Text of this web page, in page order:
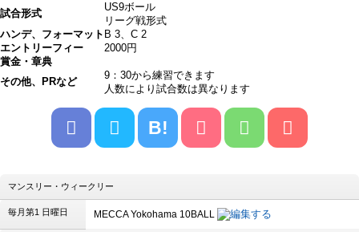
試合形式
US9ボール
リーグ戦形式
ハンデ、フォーマット B 3、C 2
エントリーフィー
2000円
賞金・章典
その他、PRなど
9：30から練習できます
人数により試合数は異なります
B!
マンスリー・ウィークリー
毎月第1 日曜日 MECCA Yokohama 10BALL